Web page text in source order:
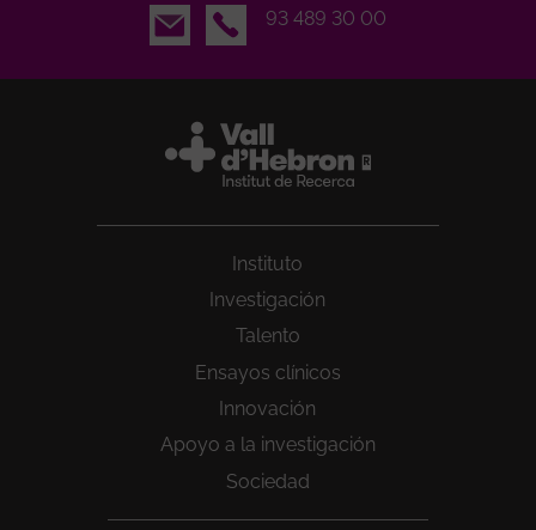
Email
93 489 30 00
Instituto
Investigación
Talento
Ensayos clínicos
Innovación
Apoyo a la investigación
Sociedad